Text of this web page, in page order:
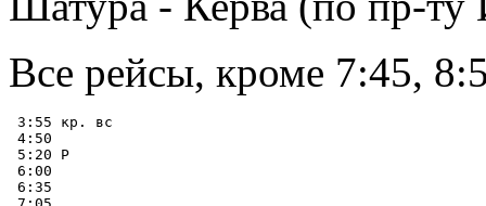
Все рейсы, кроме 7:45,
3:55 кр. вс
4:50
5:20 Р
6:00
6:35